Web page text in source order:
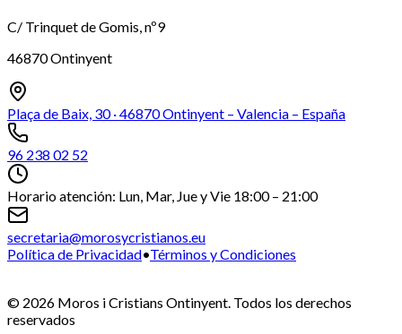
C/ Trinquet de Gomis, nº9
46870 Ontinyent
Plaça de Baix, 30 · 46870 Ontinyent – Valencia – España
96 238 02 52
Horario atención: Lun, Mar, Jue y Vie 18:00 – 21:00
secretaria@morosycristianos.eu
Política de Privacidad•Términos y Condiciones
© 2026 Moros i Cristians Ontinyent. Todos los derechos
reservados